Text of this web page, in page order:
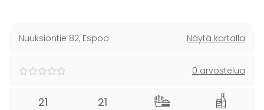
Nuuksiontie 82, Espoo Näytä kartalla
0 arvostelua
21 21